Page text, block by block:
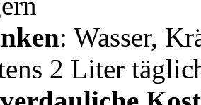
: Wasser,
2 Liter